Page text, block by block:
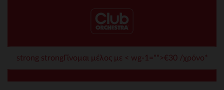
strong strongΓίνομαι μέλος με < wg-1="">€30 /χρόνο*